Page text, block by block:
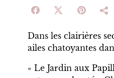
Dans les clairières
ailes chatoyantes
« Le Jardin aux